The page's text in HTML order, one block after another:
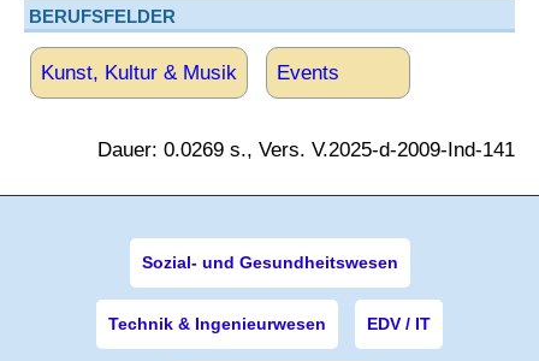
BERUFSFELDER
Kunst, Kultur & Musik Events
Dauer: 0.0269 s., Vers. V.2025-d-2009-Ind-141
Sozial- und Gesundheitswesen
Technik & Ingenieurwesen EDV / IT